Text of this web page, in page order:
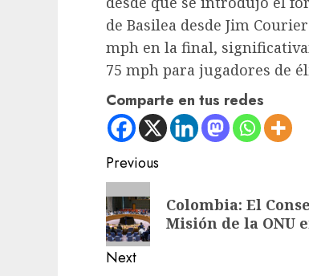
de Basilea desde Jim
mph en la final,
75 mph para jugadores de
Comparte en tus redes
Post
navigation
Previous
Previous
post:
Colombia: El
Misión de la ONU
Next